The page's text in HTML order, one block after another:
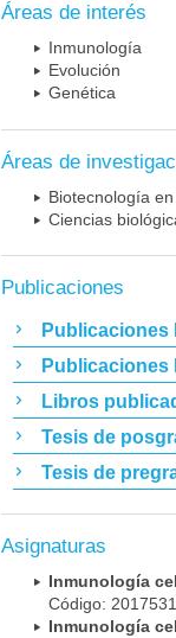
Áreas de interés
Inmunología
Evolución
Genética
Áreas de
Biotecnología
Ciencias
Publicaciones
Publicaciones
Publicaciones
Libros
Tesis de
Tesis de
Asignaturas
Inmunología
Código:
Inmunología